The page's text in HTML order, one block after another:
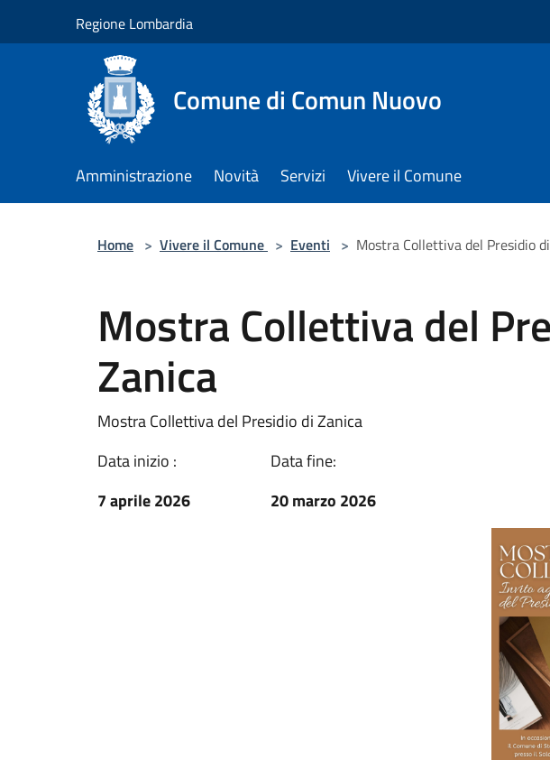
Regione Lombardia
Comune di Comun Nuovo
Amministrazione Novità Servizi Vivere il Comune
Home > Vivere il Comune > Eventi > Mostra Collettiva del Presidio
Mostra Collettiva del
Zanica
Mostra Collettiva del Presidio di Zanica
Data inizio :
7 aprile 2026
Data fine:
20 marzo 2026